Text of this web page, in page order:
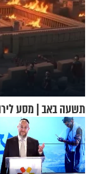
תשעה באב | מסע